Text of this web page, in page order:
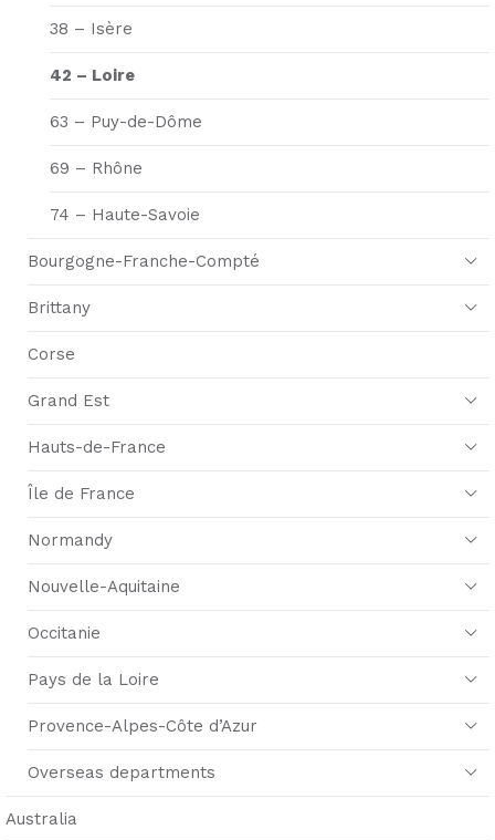
38 – Isère
42 – Loire
63 – Puy-de-Dôme
69 – Rhône
74 – Haute-Savoie
Bourgogne-Franche-Compté
Brittany
Corse
Grand Est
Hauts-de-France
Île de France
Normandy
Nouvelle-Aquitaine
Occitanie
Pays de la Loire
Provence-Alpes-Côte d’Azur
Overseas departments
Australia